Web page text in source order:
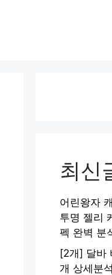
최신
어린왕자
투명 젤리
펙 완벽 분
[2개] 달바
개 상세분